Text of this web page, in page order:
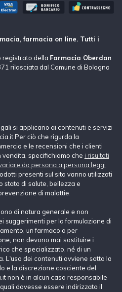
farmacia on line. Tutti i
registrato della Farmacia Oberdan
rilasciata dal Comune di Bologna
si applicano ai contenuti e servizi
Per ciò che rigurda la
e le recensioni che i clienti
specifichiamo che i risultati
da persona a persona leggi
presenti sul sito vanno utilizzati
stato di salute, bellezza e
di malattie.
di natura generale e non
suggerimenti per la formulazione di
un farmaco o per
non devono mai sostituire i
che specializzato, né di un
L'uso dei contenuti avviene sotto la
e la discrezione cosciente del
non è in alcun caso responsabile
dovesse essere indirizzato il